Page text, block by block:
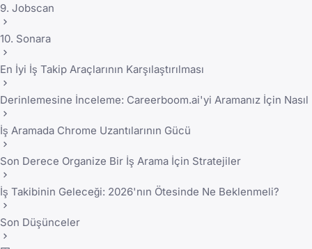
9. Jobscan
10. Sonara
En İyi İş Takip Araçlarının Karşılaştırılması
Derinlemesine İnceleme: Careerboom.ai'yi Aramanız İçin Nasıl
İş Aramada Chrome Uzantılarının Gücü
Son Derece Organize Bir İş Arama İçin Stratejiler
İş Takibinin Geleceği: 2026'nın Ötesinde Ne Beklenmeli?
Son Düşünceler